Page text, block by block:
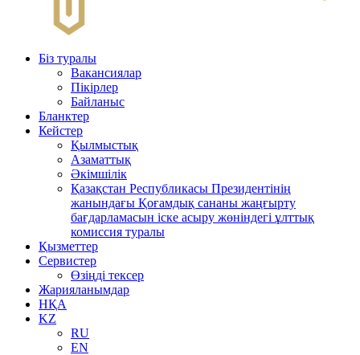
Біз туралы
Вакансиялар
Пікірлер
Байланыс
Бланктер
Кейстер
Қылмыстық
Азаматтық
Әкімшілік
Қазақстан Республикасы Президентінің
жанындағы Қоғамдық сананы жаңғырту
бағдарламасын іске асыру жөніндегі ұлттық
комиссия туралы
Қызметтер
Сервистер
Өзіңді тексер
Жарияланымдар
НҚА
KZ
RU
EN